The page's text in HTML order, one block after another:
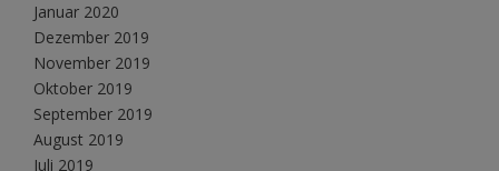
Januar 2020
Dezember 2019
November 2019
Oktober 2019
September 2019
August 2019
Juli 2019